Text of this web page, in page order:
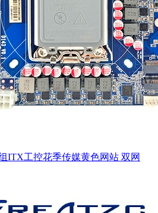
ITX工控花季传媒黄色网站 双网